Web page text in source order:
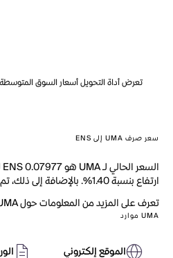
تعرض أداة التحويل أسعار السوق
سعر صرف UMA إلى ENS
ارتفاع بنسبة 1.40%. بالإضافة إلى ذلك، تم تداول 496.0k من UMA خلال اليوم الماضي.
تعرف على المزيد من المعلومات حول UMA هنا.
UMA موارد
الموقع إلكتروني